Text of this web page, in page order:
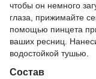
чтобы он немного
глаза, прижимайте
помощью пинцета
ваших ресниц.
водостойкой тушью.
Состав